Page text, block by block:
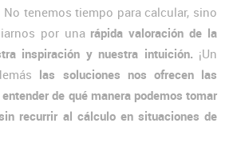
tenemos tiempo para calcular, sino
por una rápida valoración de la
inspiración y nuestra intuición. ¡Un
las soluciones nos ofrecen las
de qué manera podemos tomar
recurrir al cálculo en situaciones de